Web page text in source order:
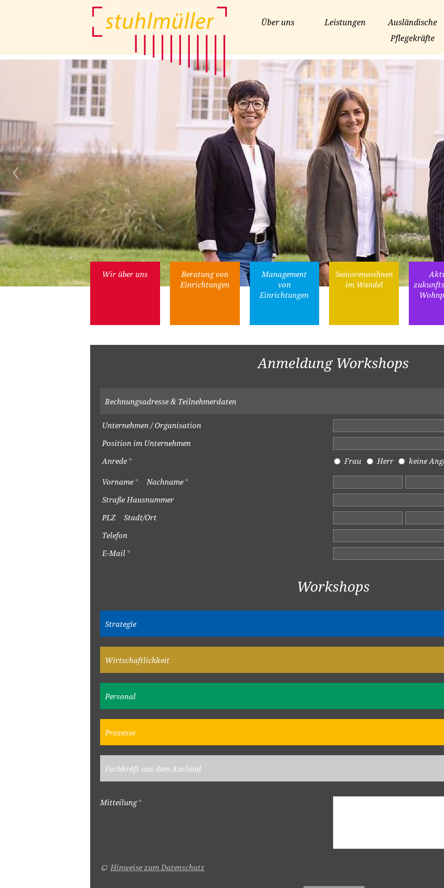
Über uns Leistungen
Ausländische
Pflegekräfte
Wir über uns
Beratung von
Einrichtungen
Management
von
Einrichtungen
Seniorenwohnen
im Wandel
Anmeldung Workshops
Rechnungsadresse & Teilnehmerdaten
Unternehmen / Organisation
Position im Unternehmen
Anrede * Frau Herr keine
Vorname * Nachname *
Straße Hausnummer
PLZ
Stadt/Ort
Telefon
E-Mail *
Workshops
Strategie
Wirtschaftlichkeit
Personal
Prozesse
Fachkräft aus dem Ausland
Mitteilung *
Hinweise zum Datenschutz